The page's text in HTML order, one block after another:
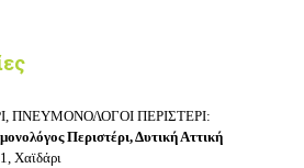
ΠΝΕΥΜΟΝΟΛΟΓΟΙ ΠΕΡΙΣΤΕΡΙ:
Περιστέρι, Δυτική Αττική
Χαϊδάρι